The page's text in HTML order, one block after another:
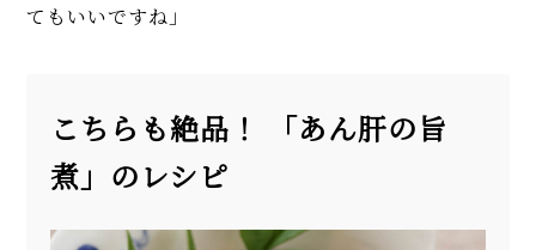
てもいいですね」
こちらも絶品！ 「あん肝の旨
煮」のレシピ